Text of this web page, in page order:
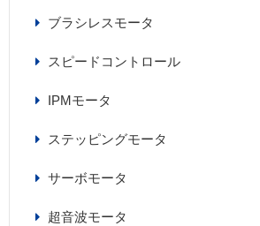
ブラシレスモータ
スピードコントロール
IPMモータ
ステッピングモータ
サーボモータ
超音波モータ